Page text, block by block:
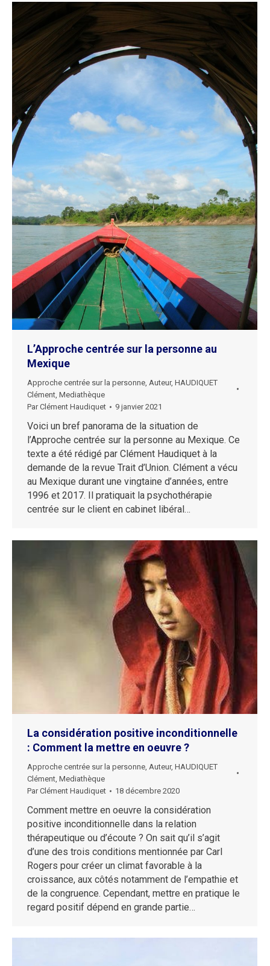
L’Approche centrée sur la personne au
Mexique
Approche centrée sur la personne, Auteur, HAUDIQUET
Clément, Mediathèque
ParClément Haudiquet 9 janvier 2021
Voici un bref panorama de la situation de
l’Approche centrée sur la personne au Mexique. Ce
texte a été rédigé par Clément Haudiquet à la
demande de la revue Trait d’Union. Clément a vécu
au Mexique durant une vingtaine d’années, entre
1996 et 2017. Il pratiquait la psychothérapie
centrée sur le client en cabinet libéral…
La considération positive inconditionnelle
: Comment la mettre en oeuvre ?
Approche centrée sur la personne Auteur, HAUDIQUET
Clément Mediathèque
ParClément Haudiquet 18 décembre 2020
Comment mettre en oeuvre la considération
positive inconditionnelle dans la relation
thérapeutique ou d’écoute ? On sait qu’il s’agit
d’une des trois conditions mentionnée par Carl
Rogers pour créer un climat favorable à la
croissance, aux côtés notamment de l’empathie et
de la congruence. Cependant, mettre en pratique le
regard positif dépend en grande partie…